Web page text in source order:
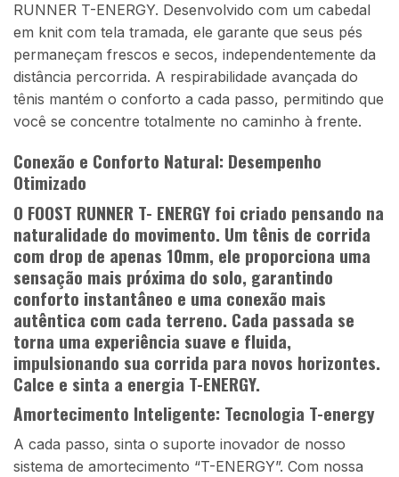
RUNNER T-ENERGY. Desenvolvido com um cabedal
em knit com tela tramada, ele garante que seus pés
permaneçam frescos e secos, independentemente da
distância percorrida. A respirabilidade avançada do
tênis mantém o conforto a cada passo, permitindo que
você se concentre totalmente no caminho à frente.
Conexão e Conforto Natural: Desempenho
Otimizado
O FOOST RUNNER T- ENERGY foi criado pensando na
naturalidade do movimento. Um tênis de corrida
com drop de apenas 10mm, ele proporciona uma
sensação mais próxima do solo, garantindo
conforto instantâneo e uma conexão mais
autêntica com cada terreno. Cada passada se
torna uma experiência suave e fluida,
impulsionando sua corrida para novos horizontes.
Calce e sinta a energia T-ENERGY.
Amortecimento Inteligente: Tecnologia T-energy
A cada passo, sinta o suporte inovador de nosso
sistema de amortecimento “T-ENERGY”. Com nossa